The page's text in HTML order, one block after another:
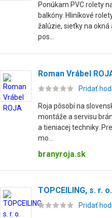
Ponúkam PVC rolety
balkóny. Hliníkové
žalúzie, sieťky na okná
pos...
Roman Vrábel
Pridať
Roja pôsobí na
montáže a servisu
a tieniacej techniky.
mo...
branyroja.sk
TOPCEILING, s. r. o.
Pridať